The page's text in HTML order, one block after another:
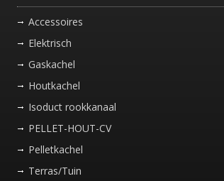
Accessoires
Elektrisch
Gaskachel
Houtkachel
Isoduct rookkanaal
PELLET-HOUT-CV
Pelletkachel
Terras/Tuin